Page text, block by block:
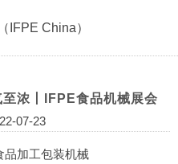
IFPE China）
浓丨IFPE食品机械展会
07-23
品加工包装机械